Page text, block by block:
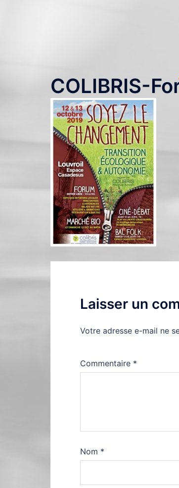
COLIBRIS-
Laisser un
Votre adresse e-mail ne
Commentaire *
Nom *